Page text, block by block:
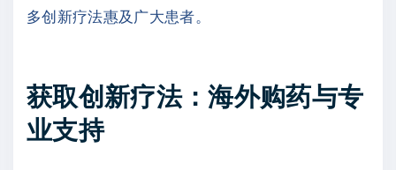
多创新疗法惠及广大患者。
获取创新疗法：海外购药与专
业支持